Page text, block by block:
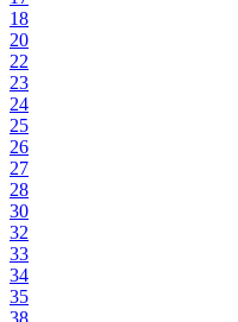
18
20
22
23
24
25
26
27
28
30
32
33
34
35
38